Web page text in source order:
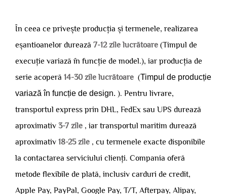
În ceea ce privește producția și termenele, realizarea
eșantioanelor durează 7-12 zile lucrătoare (Timpul de
execuție variază în funcție de model.), iar producția de
serie acoperă 14-30 zile lucrătoare (Timpul de producție
variază în funcție de design. ). Pentru livrare,
transportul express prin DHL, FedEx sau UPS durează
aproximativ 3-7 zile , iar transportul maritim durează
aproximativ 18-25 zile , cu termenele exacte disponibile
la contactarea serviciului clienți. Compania oferă
metode flexibile de plată, inclusiv carduri de credit,
Apple Pay, PayPal, Google Pay, T/T, Afterpay, Alipay,